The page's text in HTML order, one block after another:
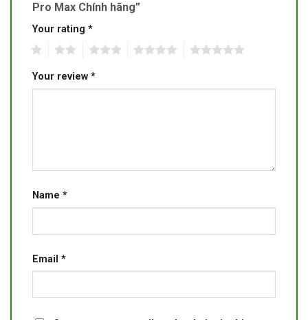
Pro Max Chính hãng”
Your rating *
Your review *
Name *
Email *